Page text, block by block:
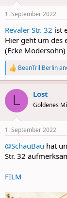
s
1. September 2022
Revaler Str. 32 ist
Hier geht um des
(Ecke Modersohn)
R
e
a
c
i
s
BeenTrillBerlin
L Lost
Goldenes
1. September 2022
@SchauBau hat
Str. 32
FILM